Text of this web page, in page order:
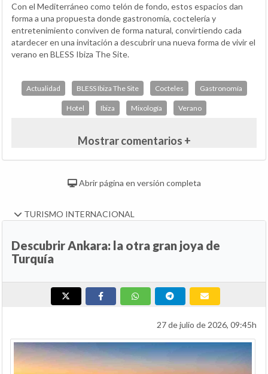
Con el Mediterráneo como telón de fondo, estos espacios dan
forma a una propuesta donde gastronomía, coctelería y
entretenimiento conviven de forma natural, convirtiendo cada
atardecer en una invitación a descubrir una nueva forma de vivir el
verano en BLESS Ibiza The Site.
Actualidad BLESS Ibiza The Site Cocteles Gastronomía
Hotel Ibiza Mixología Verano
Mostrar comentarios +
Abrir página en versión completa
TURISMO INTERNACIONAL
Descubrir Ankara: la otra gran joya de
Turquía
27 de julio de 2026, 09:45h